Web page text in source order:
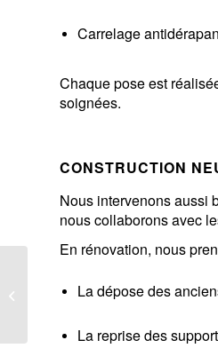
Carrelage
Chaque pose est
soignées.
CONSTRUCTION
Nous intervenons aussi
nous collaborons avec
En rénovation, nous
La dépose des
La reprise des
Pose carrelage Auxerre